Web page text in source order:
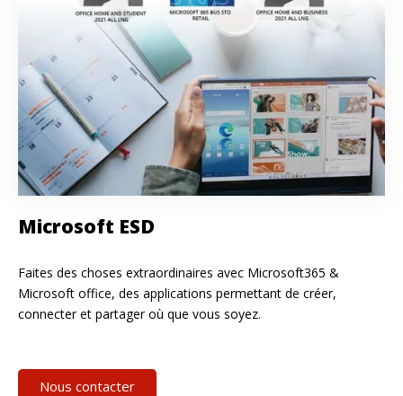
Microsoft ESD
Faites des choses extraordinaires avec Microsoft365 &
Microsoft office, des applications permettant de créer,
connecter et partager où que vous soyez.
Nous contacter